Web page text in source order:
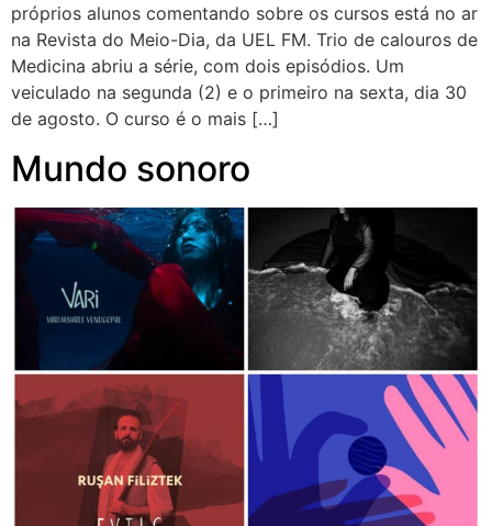
próprios alunos comentando sobre os cursos está no ar
na Revista do Meio-Dia, da UEL FM. Trio de calouros de
Medicina abriu a série, com dois episódios. Um
veiculado na segunda (2) e o primeiro na sexta, dia 30
de agosto. O curso é o mais […]
Mundo sonoro